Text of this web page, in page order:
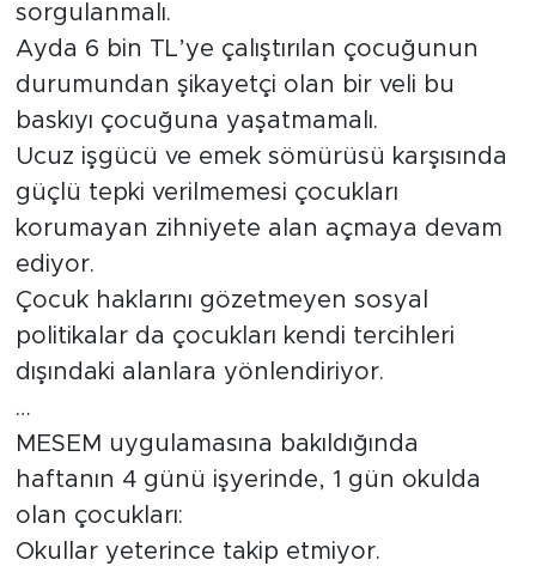
sorgulanmalı.
Ayda 6 bin TL’ye çalıştırılan çocuğunun
durumundan şikayetçi olan bir veli bu
baskıyı çocuğuna yaşatmamalı.
Ucuz işgücü ve emek sömürüsü karşısında
güçlü tepki verilmemesi çocukları
korumayan zihniyete alan açmaya devam
ediyor.
Çocuk haklarını gözetmeyen sosyal
politikalar da çocukları kendi tercihleri
dışındaki alanlara yönlendiriyor.
…
MESEM uygulamasına bakıldığında
haftanın 4 günü işyerinde, 1 gün okulda
olan çocukları:
Okullar yeterince takip etmiyor.